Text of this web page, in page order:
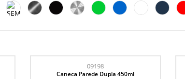
09198
Caneca Parede Dupla 450ml